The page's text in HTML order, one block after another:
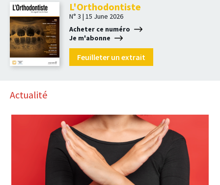
L'Orthodontiste
N° 3 | 15 June 2026
Acheter ce numéro
Je m'abonne
Feuilleter un extrait
Actualité